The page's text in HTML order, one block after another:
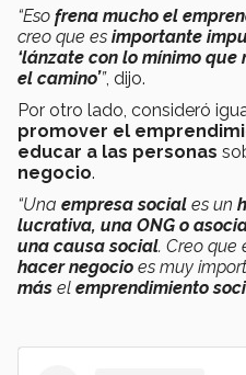
“Eso frena mucho el
creo que es importante
‘lánzate con lo mínimo
el camino’”, dijo.
Por otro lado, consideró
promover el
educar a las personas
negocio.
“Una empresa social es un
lucrativa, una ONG o
una causa social. Creo que
hacer negocio es muy
más el emprendimiento